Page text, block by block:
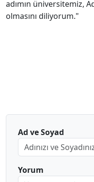
adımın üniversitemiz,
olmasını diliyorum."
Ad ve Soyad
Yorum